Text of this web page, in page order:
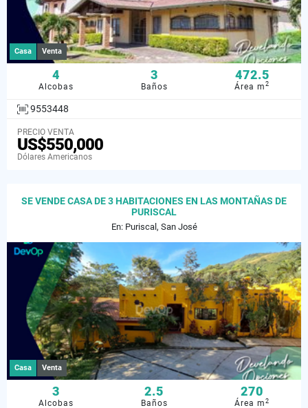
Casa Venta
4
Alcobas
3
Baños
472.5
Área m2
9553448
PRECIO VENTA
US$550,000
Dólares Americanos
SE VENDE CASA DE 3 HABITACIONES EN LAS MONTAÑAS DE
PURISCAL
En: Puriscal, San José
Casa Venta
3
Alcobas
2.5
Baños
270
Área m2